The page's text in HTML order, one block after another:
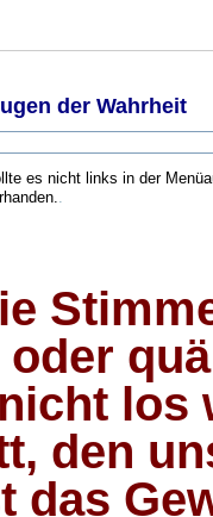
der Wahrheit
es nicht links in der
los
den
das